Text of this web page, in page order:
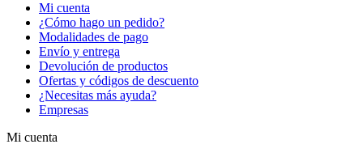
Mi cuenta
¿Cómo hago un pedido?
Modalidades de pago
Envío y entrega
Devolución de productos
Ofertas y códigos de descuento
¿Necesitas más ayuda?
Empresas
Mi cuenta